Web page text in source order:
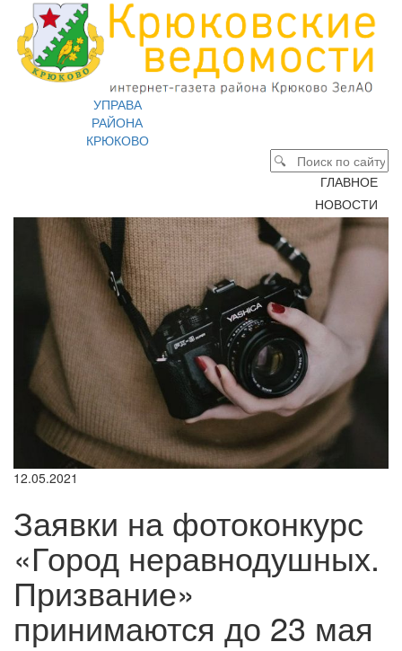
УПРАВА
РАЙОНА
КРЮКОВО
ГЛАВНОЕ
НОВОСТИ
12.05.2021
Заявки на фотоконкурс
«Город неравнодушных.
Призвание»
принимаются до 23 мая